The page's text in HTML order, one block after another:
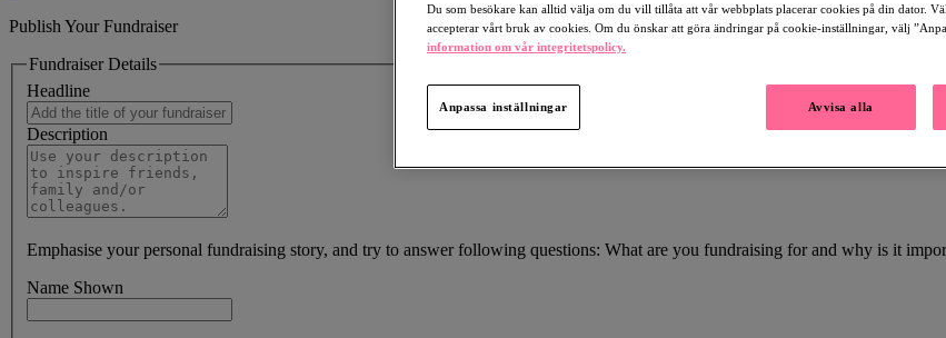
Publish Your Fundraiser
Fundraiser Details
Headline
Description
Emphasise your personal fundraising story, and try to answer following questions: What are you fundraising for and why is it
Name Shown
Du som besökare kan alltid välja om du vill tillåta att vår webbplats placerar cookies på din dator.
accepterar vårt bruk av cookies. Om du önskar att göra ändringar på cookie-inställningar, välj
information om vår integritetspolicy.
Avvisa alla
Anpassa inställningar